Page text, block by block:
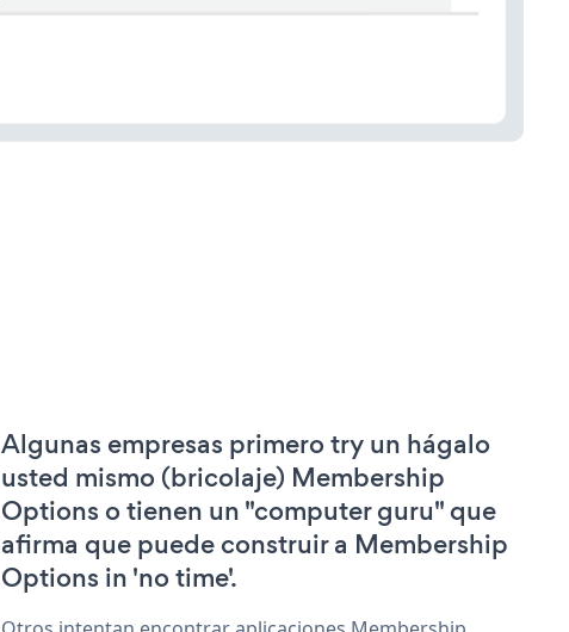
Algunas empresas primero try un hágalo
usted mismo (bricolaje) Membership
Options o tienen un "computer guru" que
afirma que puede construir a Membership
Options in 'no time'.